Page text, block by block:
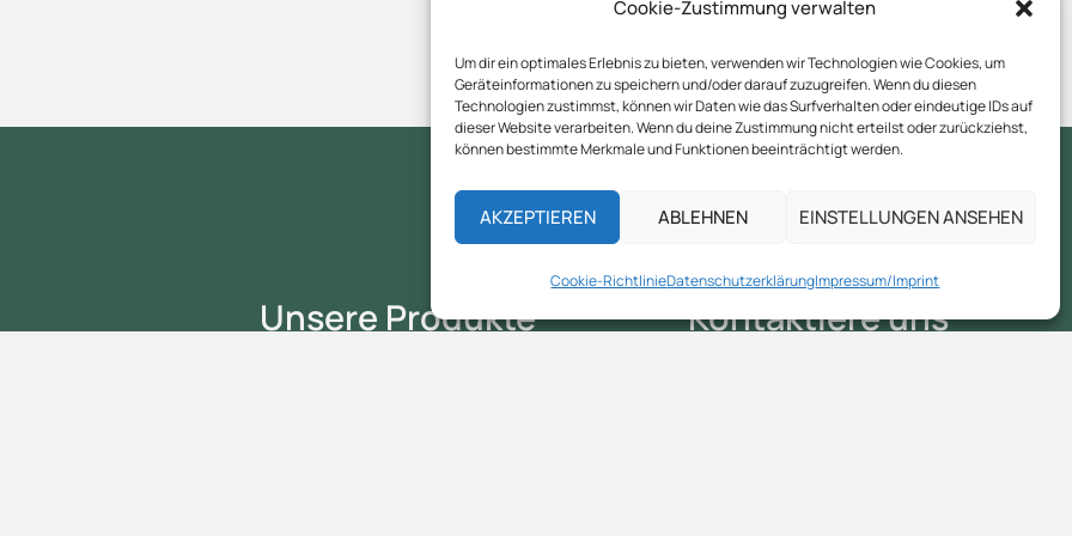
Cookie-Zustimmung verwalten
Um dir ein optimales Erlebnis zu bieten, verwenden wir Technologien wie Cookies, um
Geräteinformationen zu speichern und/oder darauf zuzugreifen. Wenn du diesen
Technologien zustimmst, können wir Daten wie das Surfverhalten oder eindeutige IDs auf
dieser Website verarbeiten. Wenn du deine Zustimmung nicht erteilst oder zurückziehst,
können bestimmte Merkmale und Funktionen beeinträchtigt werden.
AKZEPTIEREN ABLEHNEN EINSTELLUNGEN ANSEHEN
Cookie-RichtlinieDatenschutzerklärungImpressum/Imprint
Unsere Produkte Kontaktiere uns